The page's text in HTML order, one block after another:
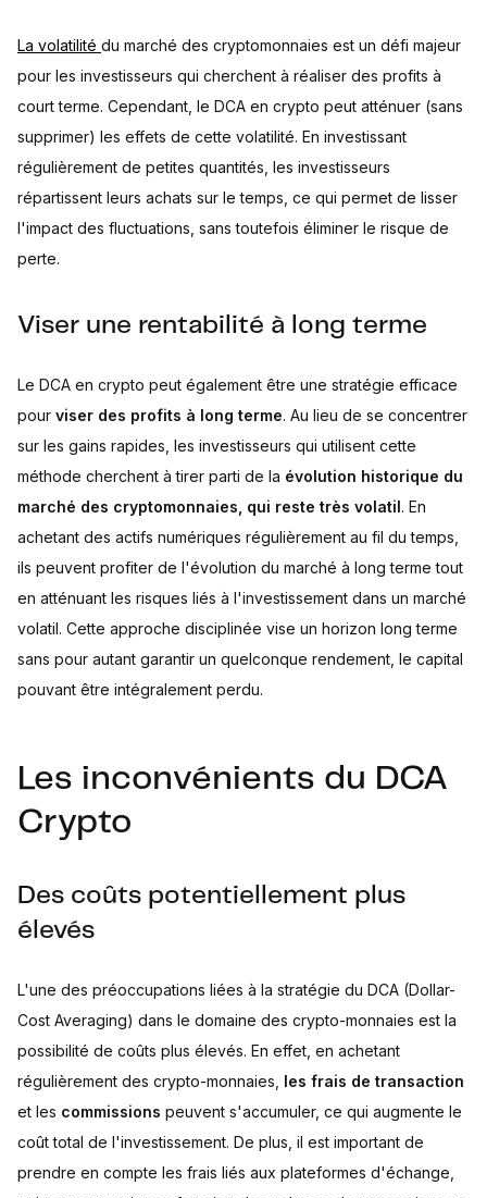
La volatilité du marché des cryptomonnaies est un défi majeur
pour les investisseurs qui cherchent à réaliser des profits à
court terme. Cependant, le DCA en crypto peut atténuer (sans
supprimer) les effets de cette volatilité. En investissant
régulièrement de petites quantités, les investisseurs
répartissent leurs achats sur le temps, ce qui permet de lisser
l'impact des fluctuations, sans toutefois éliminer le risque de
perte.
Viser une rentabilité à long terme
Le DCA en crypto peut également être une stratégie efficace
pour viser des profits à long terme. Au lieu de se concentrer
sur les gains rapides, les investisseurs qui utilisent cette
méthode cherchent à tirer parti de la évolution historique du
marché des cryptomonnaies, qui reste très volatil. En
achetant des actifs numériques régulièrement au fil du temps,
ils peuvent profiter de l'évolution du marché à long terme tout
en atténuant les risques liés à l'investissement dans un marché
volatil. Cette approche disciplinée vise un horizon long terme
sans pour autant garantir un quelconque rendement, le capital
pouvant être intégralement perdu.
Les inconvénients du DCA
Crypto
Des coûts potentiellement plus
élevés
L'une des préoccupations liées à la stratégie du DCA (Dollar-
Cost Averaging) dans le domaine des crypto-monnaies est la
possibilité de coûts plus élevés. En effet, en achetant
régulièrement des crypto-monnaies, les frais de transaction
et les commissions peuvent s'accumuler, ce qui augmente le
coût total de l'investissement. De plus, il est important de
prendre en compte les frais liés aux plateformes d'échange,